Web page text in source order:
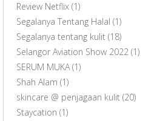
Review Netflix (1)
Segalanya Tentang Halal (1)
Segalanya tentang kulit (18)
Selangor Aviation Show 2022 (1)
SERUM MUKA(1)
Shah Alam (1)
skincare @ penjagaan kulit (20)
Staycation (1)